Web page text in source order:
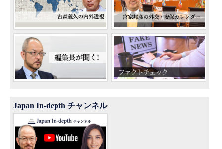
Japan In-depth チャンネル